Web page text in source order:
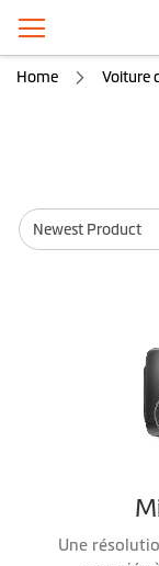
Home Voiture
Une